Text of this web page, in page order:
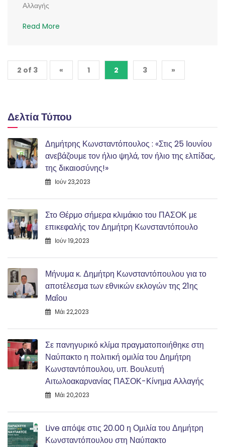
Αλλαγής
Read More
2 of 3 « 1 2 3 »
Δελτία Τύπου
Δημήτρης Κωνσταντόπουλος : «Στις 25 Ιουνίου
ανεβάζουμε τον ήλιο ψηλά, τον ήλιο της ελπίδας,
της δικαιοσύνης!»
Ιούν 23,2023
Στο Θέρμο σήμερα κλιμάκιο του ΠΑΣΟΚ με
επικεφαλής τον Δημήτρη Κωνσταντόπουλο
Ιούν 19,2023
Μήνυμα κ. Δημήτρη Κωνσταντόπουλου για το
αποτέλεσμα των εθνικών εκλογών της 21ης
Μαΐου
Μάι 22,2023
Σε πανηγυρικό κλίμα πραγματοποιήθηκε στη
Ναύπακτο η πολιτική ομιλία του Δημήτρη
Κωνσταντόπουλου, υπ. Βουλευτή
Αιτωλοακαρνανίας ΠΑΣΟΚ-Κίνημα Αλλαγής
Μάι 20,2023
Live απόψε στις 20.00 η Ομιλία του Δημήτρη
Κωνσταντόπουλου στη Ναύπακτο